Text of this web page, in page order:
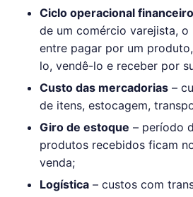
Ciclo operacional financeiro
de um comércio varejista, o
entre pagar por um
lo, vendê-lo e receber por
Custo das mercadorias –
de itens, estocagem,
Giro de estoque – período
produtos recebidos ficam
venda;
Logística – custos com